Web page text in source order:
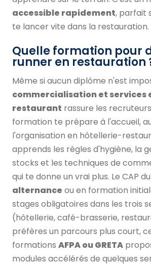
accessible rapidement, parfait
te lancer vite dans la restauration.
Quelle formation pour
runner en restauration
Même si aucun diplôme n'est
commercialisation et services
restaurant rassure les
formation te prépare à l'accueil,
l'organisation en hôtellerie-
apprends les règles d'hygiène, la
stocks et les techniques de
qui te donne un vrai plus. Le CAP
alternance ou en formation
stages obligatoires dans les trois
(hôtellerie, café-brasserie,
préfères un parcours plus court,
formations AFPA ou GRETA
modules accélérés de quelques